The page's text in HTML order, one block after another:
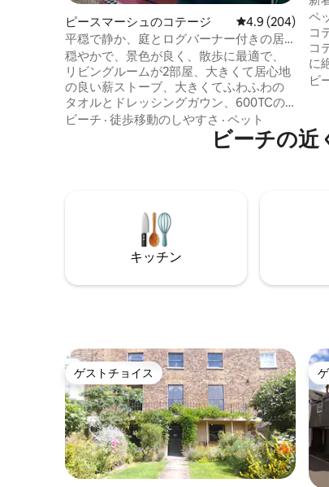
ピースマーシュのコテージ レビュー204件
4.9 (204)
平穏で静か、庭とログバーナー付きの居
心地の良い家
穏やかで、景色が良く、散歩に最適で、
リビングルームが2部屋、大きくて居心地
の良い薪ストーブ、大きくてふわふわの
タオルとドレッシングガウン、600TCの
シーツ、超快適なベッド、ふんわりとし
た枕、大きなスマートテレビ2台、Wi-Fi、
ブドウ園、庭園、ライ、ヘイスティング
ス、その他多くの見どころが徒歩または
車ですぐの場所にあるので、Little House
は便利です。
ビーチ · 徒歩移動のしやすさ · ペット
ド
ペ
コ
コ
に
車
ク
最
ビ
ビーチの
キッチン
ゲストチョイス
ゲストチョイス